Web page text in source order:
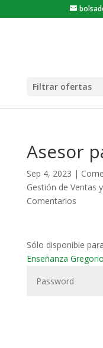
Asesor
Sep 4, 2023 |
Gestión de Ventas
Comentarios
Sólo disponible
Enseñanza